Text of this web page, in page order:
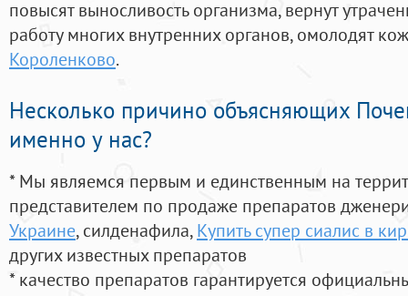
повысят выносливость организма, вернут
работу многих внутренних органов, омолодят
Короленково.
Несколько причино объясняющих
именно у нас?
* Мы являемся первым и единственным на
представителем по продаже препаратов
Украине, силденафила, Купить супер сиалис в
других известных препаратов
* качество препаратов гарантируется